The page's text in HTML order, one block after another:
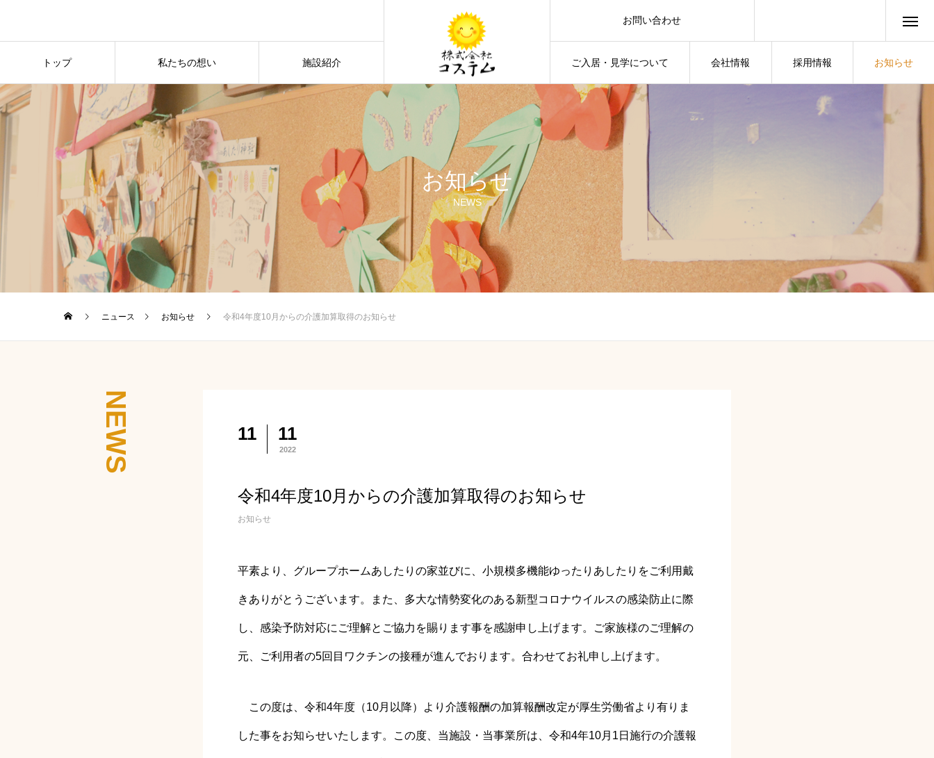
トップ 私たちの想い 施設紹介 ご入居・見学について 会社情報 採用情報 お知らせ
お問い合わせ
お知らせ
NEWS
ニュース お知らせ 令和4年度10月からの介護加算取得のお知らせ
NEWS 11 11
2022
令和4年度10月からの介護加算取得のお知らせ
お知らせ
平素より、グループホームあしたりの家並びに、小規模多機能ゆったりあしたりをご利用戴
きありがとうございます。また、多大な情勢変化のある新型コロナウイルスの感染防止に際
し、感染予防対応にご理解とご協力を賜ります事を感謝申し上げます。ご家族様のご理解の
元、ご利用者の5回目ワクチンの接種が進んでおります。合わせてお礼申し上げます。
この度は、令和4年度（10月以降）より介護報酬の加算報酬改定が厚生労働省より有りま
した事をお知らせいたします。この度、当施設・当事業所は、令和4年10月1日施行の介護報